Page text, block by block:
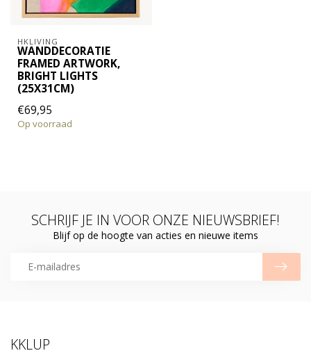
HKLIVING
WANDDECORATIE
FRAMED ARTWORK,
BRIGHT LIGHTS
(25X31CM)
€69,95
Op voorraad
SCHRIJF JE IN VOOR ONZE NIEUWSBRIEF!
Blijf op de hoogte van acties en nieuwe items
KKLUP